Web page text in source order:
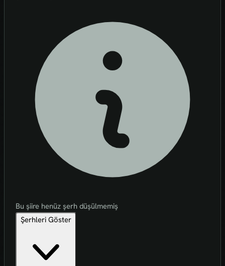
Bu şiire henüz şerh düşülmemiş
Şerhleri Göster